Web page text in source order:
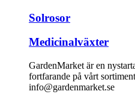
Solrosor
Medicinalväxter
GardenMarket är en
fortfarande på vårt
info@gardenmarket.se